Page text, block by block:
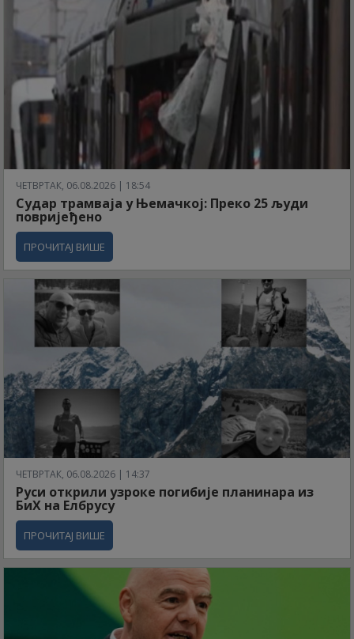
ЧЕТВРТАК, 06.08.2026 | 18:54
Судар трамваја у Њемачкој: Преко 25 људи
повријеђено
ПРОЧИТАЈ ВИШЕ
ЧЕТВРТАК, 06.08.2026 | 14:37
Руси открили узроке погибије планинара из
БиХ на Елбрусу
ПРОЧИТАЈ ВИШЕ